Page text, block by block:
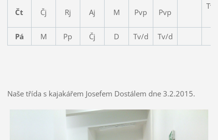
Čt Čj Rj Aj M Pvp Pvp
Pá
M Pp Čj D Tv/d Tv/d
Naše třída s kajakářem Josefem Dostálem dne 3.2.2015.